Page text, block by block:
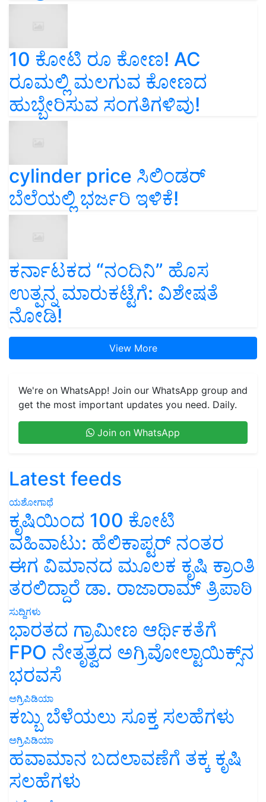
10 ಕೋಟಿ ರೂ ಕೋಣ! AC
ರೂಮಲ್ಲಿ ಮಲಗುವ ಕೋಣದ
ಹುಬ್ಬೇರಿಸುವ ಸಂಗತಿಗಳಿವು!
cylinder price ಸಿಲಿಂಡರ್‌
ಬೆಲೆಯಲ್ಲಿ ಭರ್ಜರಿ ಇಳಿಕೆ!
ಕರ್ನಾಟಕದ “ನಂದಿನಿ” ಹೊಸ
ಉತ್ಪನ್ನ ಮಾರುಕಟ್ಟೆಗೆ: ವಿಶೇಷತೆ
ನೋಡಿ!
View More
We're on WhatsApp! Join our WhatsApp group and
get the most important updates you need. Daily.
Join on WhatsApp
Latest feeds
ಯಶೋಗಾಥೆ
ಕೃಷಿಯಿಂದ 100 ಕೋಟಿ
ವಹಿವಾಟು: ಹೆಲಿಕಾಪ್ಟರ್ ನಂತರ
ಈಗ ವಿಮಾನದ ಮೂಲಕ ಕೃಷಿ ಕ್ರಾಂತಿ
ತರಲಿದ್ದಾರೆ ಡಾ. ರಾಜಾರಾಮ್ ತ್ರಿಪಾಠಿ
ಸುದ್ದಿಗಳು
ಭಾರತದ ಗ್ರಾಮೀಣ ಆರ್ಥಿಕತೆಗೆ
FPO ನೇತೃತ್ವದ ಅಗ್ರಿವೋಲ್ಟಾಯಿಕ್ಸ್‌ನ
ಭರವಸೆ
ಅಗ್ರಿಪಿಡಿಯಾ
ಕಬ್ಬು ಬೆಳೆಯಲು ಸೂಕ್ತ ಸಲಹೆಗಳು
ಅಗ್ರಿಪಿಡಿಯಾ
ಹವಾಮಾನ ಬದಲಾವಣೆಗೆ ತಕ್ಕ ಕೃಷಿ
ಸಲಹೆಗಳು